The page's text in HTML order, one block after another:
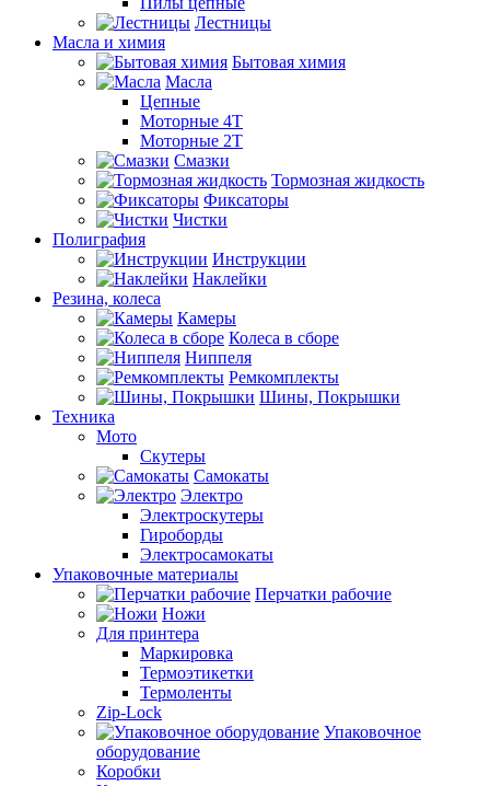
Лестницы
Масла и химия
Бытовая химия
Масла
Цепные
Моторные 4Т
Моторные 2Т
Смазки
Тормозная жидкость
Фиксаторы
Чистки
Полиграфия
Инструкции
Наклейки
Резина, колеса
Камеры
Колеса в сборе
Ниппеля
Ремкомплекты
Шины, Покрышки
Техника
Мото
Скутеры
Самокаты
Электро
Электроскутеры
Гироборды
Электросамокаты
Упаковочные материалы
Перчатки рабочие
Ножи
Для принтера
Маркировка
Термоэтикетки
Термоленты
Zip-Lock
Упаковочное
оборудование
Коробки